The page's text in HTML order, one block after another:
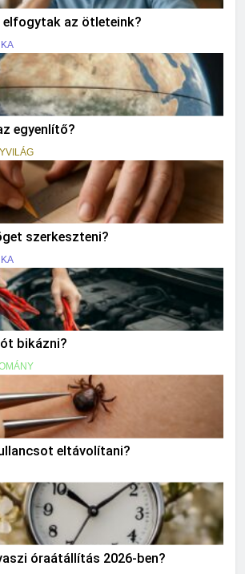
elfogytak az ötleteink?
egyenlítő?
szerkeszteni?
bikázni?
eltávolítani?
óraátállítás 2026-ben?